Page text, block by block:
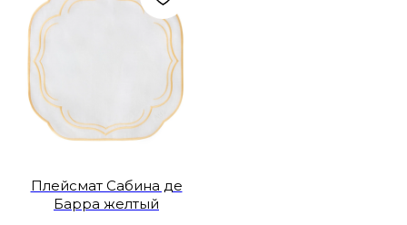
Плейсмат Сабина де
Барра желтый